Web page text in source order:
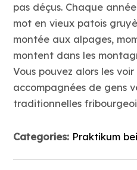
pas déçus. Chaque
mot en vieux patois
montée aux alpages,
montent dans les
Vous pouvez alors les voir
accompagnées de gens
traditionnelles
Categories: Praktikum